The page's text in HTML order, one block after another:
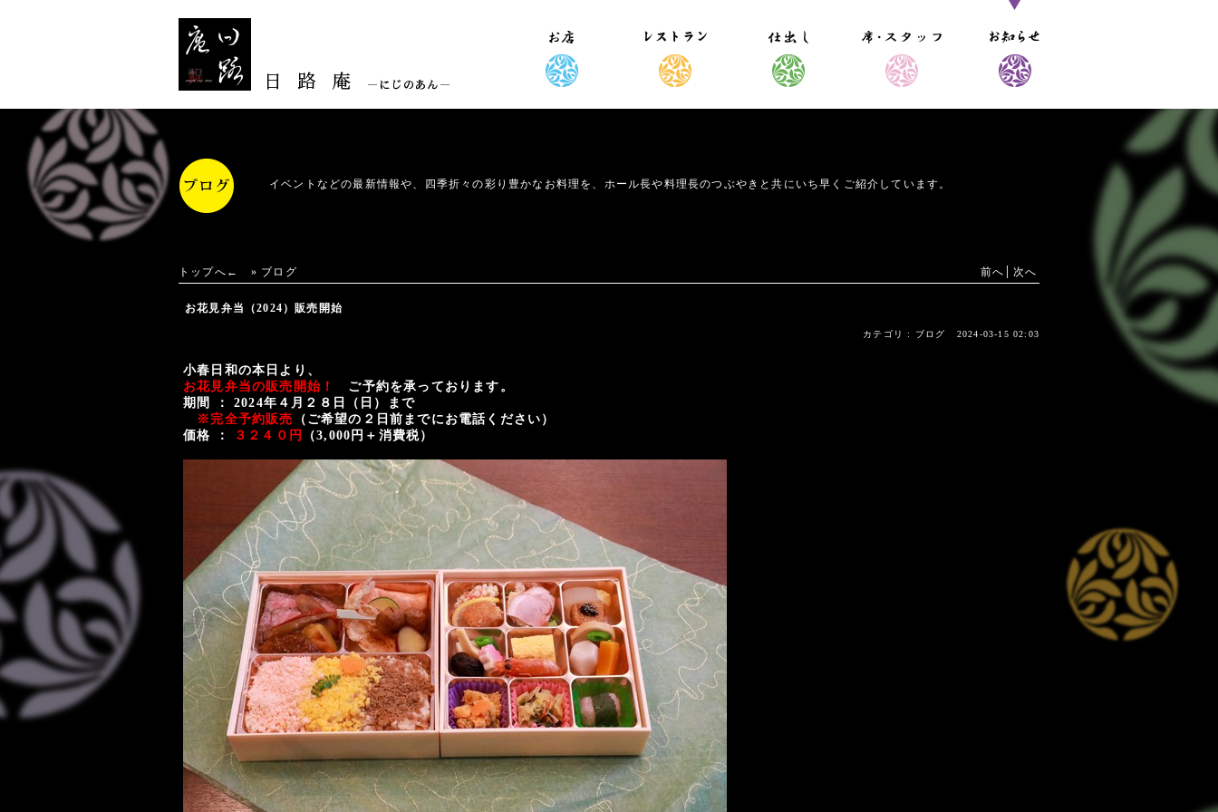
イベントなどの最新情報や、四季折々の彩り豊かなお料理を、ホール長や料理長のつぶやきと共にいち早くご紹介しています。
トップへ← » ブログ 前へ 次へ
お花見弁当（2024）販売開始
カテゴリ : ブログ 2024-03-15 02:03
小春日和の本日より、
お花見弁当の販売開始！
ご予約を承っております。
期間 ： 2024年４月２８日（日）まで
※完全予約販売
（ご希望の２日前までにお電話ください）
価格 ：
３２４０円 （3,000円＋消費税）